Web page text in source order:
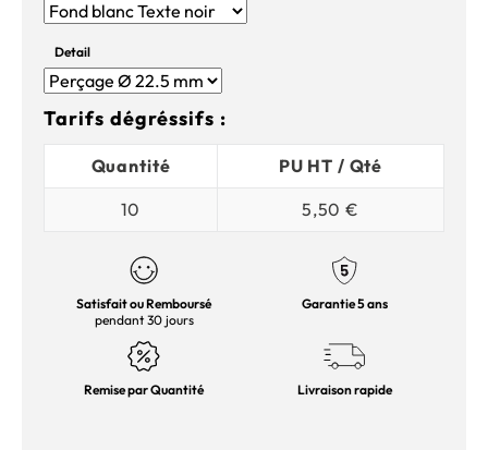
Detail
Tarifs dégréssifs :
Quantité
PU HT / Qté
10
5,50 €
Satisfait ou Remboursé
pendant 30 jours
Garantie 5 ans
Remise par Quantité Livraison rapide